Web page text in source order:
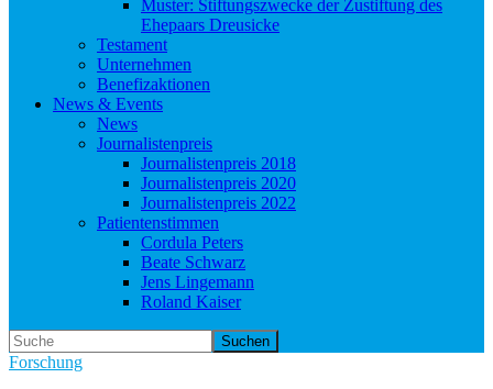
Muster: Stiftungszwecke der Zustiftung des
Ehepaars Dreusicke
Testament
Unternehmen
Benefizaktionen
News & Events
News
Journalistenpreis
Journalistenpreis 2018
Journalistenpreis 2020
Journalistenpreis 2022
Patientenstimmen
Cordula Peters
Beate Schwarz
Jens Lingemann
Roland Kaiser
Suchen
Forschung